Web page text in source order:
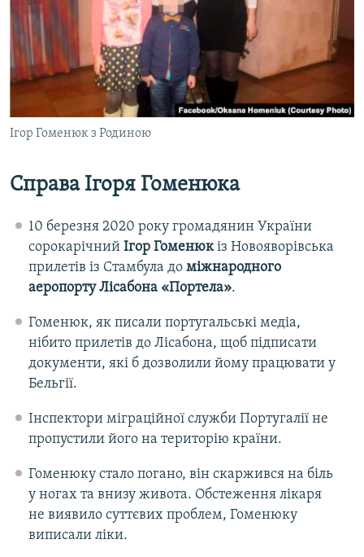
Ігор Гоменюк з Родиною
Справа Ігоря Гоменюка
10 березня 2020 року громадянин України
сорокарічний Ігор Гоменюкіз Новояворівська
прилетів із Стамбула до міжнародного
аеропорту Лісабона «Портела».
Гоменюк, як писали португальські медіа,
нібито прилетів до Лісабона, щоб підписати
документи, які б дозволили йому працювати у
Бельгії.
Інспектори міграційної служби Португалії не
пропустили його на територію країни.
Гоменюку стало погано, він скаржився на біль
у ногах та внизу живота. Обстеження лікаря
не виявило суттєвих проблем, Гоменюку
виписали ліки.